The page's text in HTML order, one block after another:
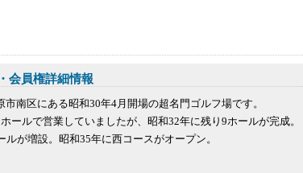
会員権詳細情報
南区にある昭和30年4月開場の超名門ゴルフ場です。
ールで営業していましたが、昭和32年に残り9ホールが完成。
が増設。昭和35年に西コースがオープン。